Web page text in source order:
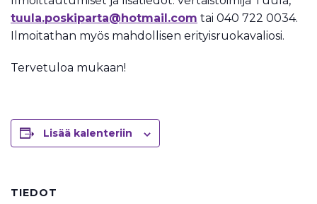
tuula.poskiparta@hotmail.com tai 040 722 0034.
Ilmoitathan myös mahdollisen erityisruokavaliosi.
Tervetuloa mukaan!
Lisää kalenteriin
TIEDOT